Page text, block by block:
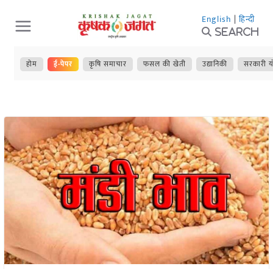
Skip
to
content
English | हिन्दी
Search
होम ई-पेपर कृषि समाचार फसल की खेती उद्यानिकी सरकारी